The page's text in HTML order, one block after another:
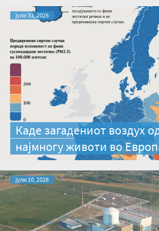
јули 31, 2026
Каде загадениот воздух
најмногу животи во
јули 10, 2026